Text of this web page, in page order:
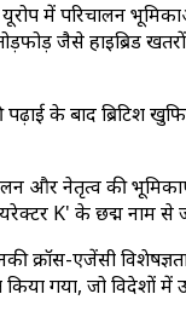
में परिचालन
जैसे हाइब्रिड
पढ़ाई के बाद
और नेतृत्व की
K' के छद्म नाम से
एजेंसी
गया, जो विदेशों में